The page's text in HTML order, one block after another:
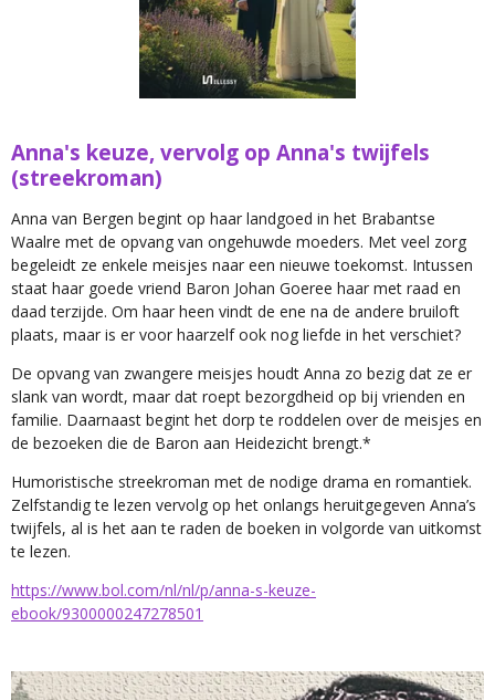
Anna's keuze, vervolg op Anna's twijfels
(streekroman)
Anna van Bergen begint op haar landgoed in het Brabantse
Waalre met de opvang van ongehuwde moeders. Met veel zorg
begeleidt ze enkele meisjes naar een nieuwe toekomst. Intussen
staat haar goede vriend Baron Johan Goeree haar met raad en
daad terzijde. Om haar heen vindt de ene na de andere bruiloft
plaats, maar is er voor haarzelf ook nog liefde in het verschiet?
De opvang van zwangere meisjes houdt Anna zo bezig dat ze er
slank van wordt, maar dat roept bezorgdheid op bij vrienden en
familie. Daarnaast begint het dorp te roddelen over de meisjes en
de bezoeken die de Baron aan Heidezicht brengt.*
Humoristische streekroman met de nodige drama en romantiek.
Zelfstandig te lezen vervolg op het onlangs heruitgegeven Anna’s
twijfels, al is het aan te raden de boeken in volgorde van uitkomst
te lezen.
https://www.bol.com/nl/nl/p/anna-s-keuze-
ebook/9300000247278501